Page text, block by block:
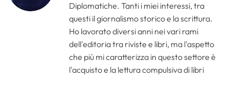
Diplomatiche. Tanti i miei interessi, tra
questi il giornalismo storico e la scrittura.
Ho lavorato diversi anni nei vari rami
dell'editoria tra riviste e libri, ma l'aspetto
che più mi caratterizza in questo settore è
l'acquisto e la lettura compulsiva di libri